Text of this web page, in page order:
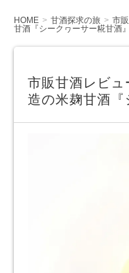
HOME 甘酒探求の旅
市
甘酒『シークヮーサー糀甘酒』
市販甘酒レビ
造の米麹甘酒『